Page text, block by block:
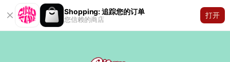
Shopping: 追踪您的订单
您信赖的商店
打开